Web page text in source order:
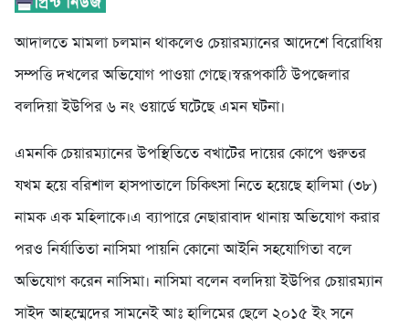
আদাল‌তে মামলা চলমান থাক‌লেও চেয়ারম্যা‌নের আ‌দে‌শে বিরো‌ধিয়
সম্প‌ত্তি দখ‌লের অ‌ভি‌যোগ পাওয়া গে‌ছে।স্বরূপকা‌ঠি উপ‌জেলার
বল‌দিয়া ইউ‌পি‌র ৬ নং ওয়া‌র্ডে ঘ‌টে‌ছে এমন ঘটনা।
এমনকি চেয়ারম্যা‌নের উপ‌স্থি‌তি‌তে বখা‌টের দা‌য়ের কো‌পে গুরুতর
যখম হ‌য়ে ব‌রিশাল হাসপাতা‌লে চি‌কিৎসা নি‌তে হ‌য়ে‌ছে হা‌লিমা (৩৮)
নামক এক ম‌হিলা‌কে।এ ব্যাপা‌রে নেছারাবাদ থানায় অ‌ভি‌যোগ করার
পরও নির্যা‌তিতা না‌সিমা পায়‌নি কো‌নো আইনি সহ‌যো‌গিতা ব‌লে
অ‌ভি‌যোগ ক‌রেন না‌সিমা। না‌সিমা ব‌লেন বল‌দিয়া ইউ‌পির চেয়ারম্যান
সাইদ আহ‌ম্মে‌দের সাম‌নেই আঃ হা‌লি‌মের ছে‌লে ২০১৫ ইং স‌নে